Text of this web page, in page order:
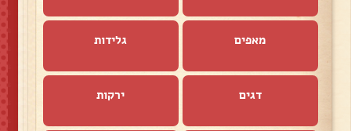
מאפים גלידות
דגים ירקות